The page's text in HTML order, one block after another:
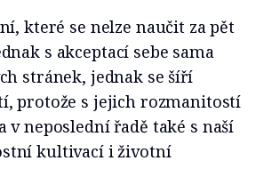
které se nelze naučit za pět
s akceptací sebe sama
stránek, jednak se šíří
protože s jejich rozmanitostí
v neposlední řadě také s naší
kultivací i životní